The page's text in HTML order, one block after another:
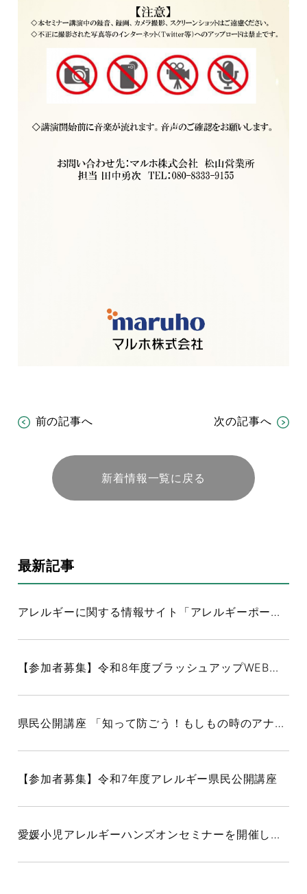
キーワードを入力してください。
前の記事へ
新着情報一覧に戻る
次の記事へ
最新記事
アレルギーに関する情報サイト「アレルギーポータル」について
【参加者募集】令和8年度ブラッシュアップWEB研修（愛媛小児吸入療法研究会）
県民公開講座 「知って防ごう！もしもの時のアナフィラキシー～みんなで守る命のために～」を開催しました
【参加者募集】令和7年度アレルギー県民公開講座
愛媛小児アレルギーハンズオンセミナーを開催しました